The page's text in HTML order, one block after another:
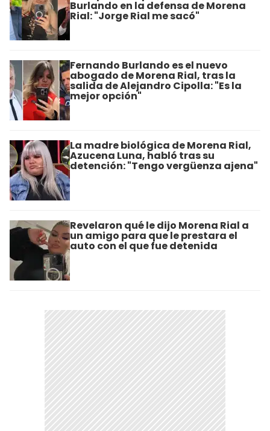
Burlando en la defensa de Morena
Rial: "Jorge Rial me sacó"
Fernando Burlando es el nuevo
abogado de Morena Rial, tras la
salida de Alejandro Cipolla: "Es la
mejor opción"
La madre biológica de Morena Rial,
Azucena Luna, habló tras su
detención: "Tengo vergüenza ajena"
Revelaron qué le dijo Morena Rial a
un amigo para que le prestara el
auto con el que fue detenida